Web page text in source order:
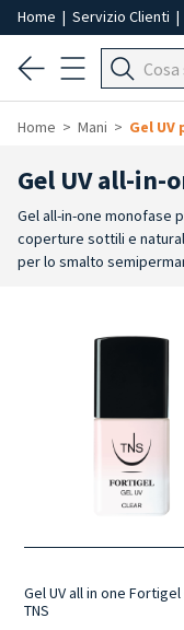
Home | Servizio Clienti |
Home Mani Gel
Gel UV all-in-
Gel all-in-one monofase
coperture sottili e
per lo smalto
garantendo resistenza
Gel UV all in one
TNS